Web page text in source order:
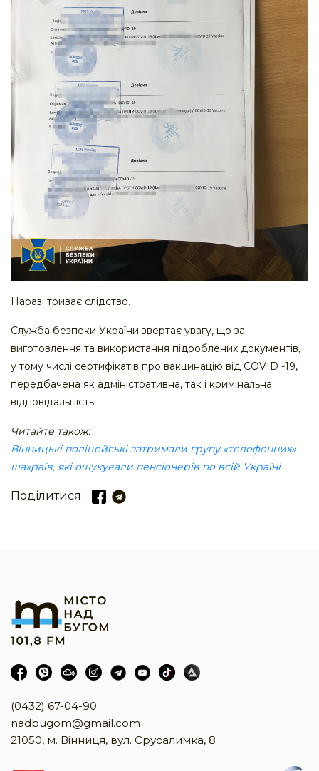
Наразі триває слідство.
Служба безпеки України звертає увагу, що за
виготовлення та використання підроблених документів,
у тому числі сертифікатів про вакцинацію від COVID -19,
передбачена як адміністративна, так і кримінальна
відповідальність.
Читайте також:
Вінницькі поліцейські затримали групу «телефонних»
шахраїв, які ошукували пенсіонерів по всій Україні
Поділитися :
(0432) 67-04-90
nadbugom@gmail.com
21050, м. Вінниця, вул. Єрусалимка, 8